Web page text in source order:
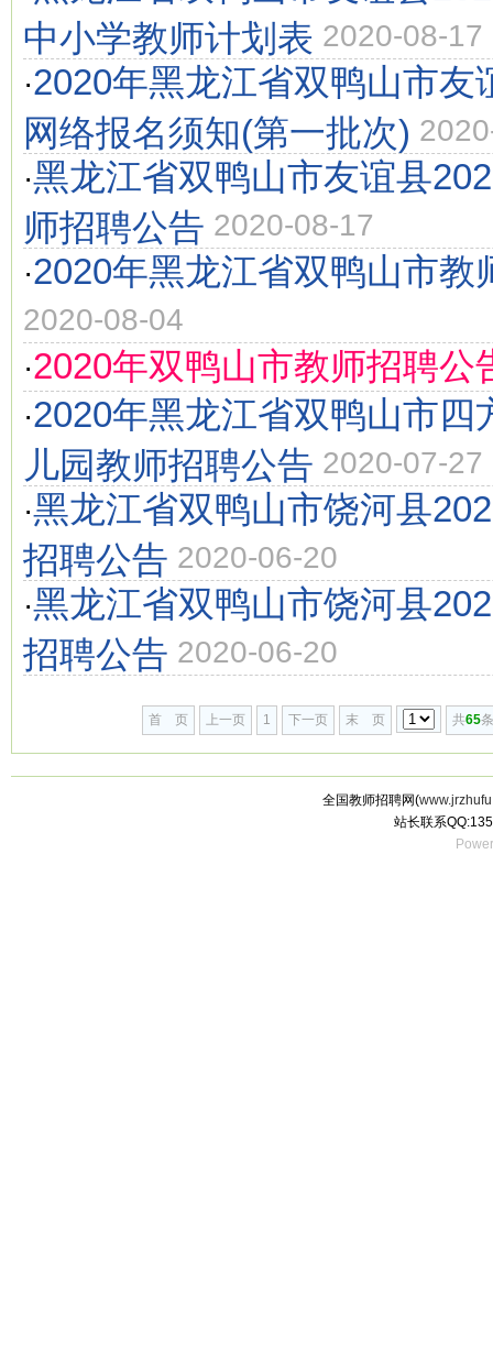
中小学教师计划表 2020-08-17
·2020年黑龙江省双鸭山市友
网络报名须知(第一批次)
·黑龙江省双鸭山市友谊县
师招聘公告 2020-08-17
·2020年黑龙江省双鸭山市教
2020-08-04
·2020年双鸭山市教师招聘公
·2020年黑龙江省双鸭山市四
儿园教师招聘公告 2020-07-27
·黑龙江省双鸭山市饶河县
招聘公告 2020-06-20
·黑龙江省双鸭山市饶河县
招聘公告 2020-06-20
首 页 上一页 1 下一页 末 页 共65
全国教师招聘网(
站长联系